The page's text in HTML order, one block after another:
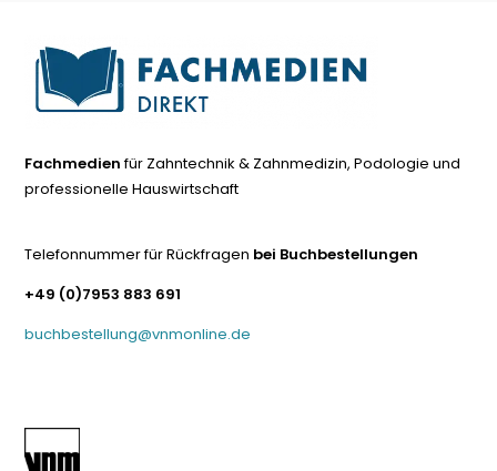
Fachmedienfür Zahntechnik & Zahnmedizin, Podologie und
professionelle Hauswirtschaft
Telefonnummer für Rückfragen bei Buchbestellungen
+49 (0)7953 883 691
buchbestellung@vnmonline.de